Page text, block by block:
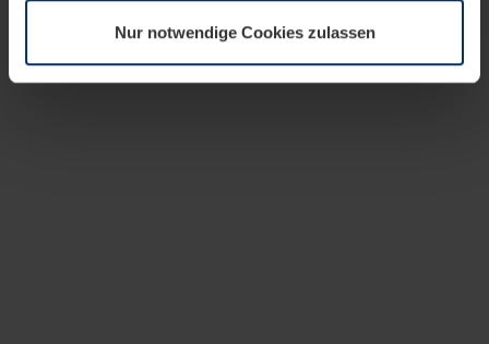
Datenschutzerklärungunserer Website ändern oder
widerrufen.
Nur notwendige Cookies zulassen